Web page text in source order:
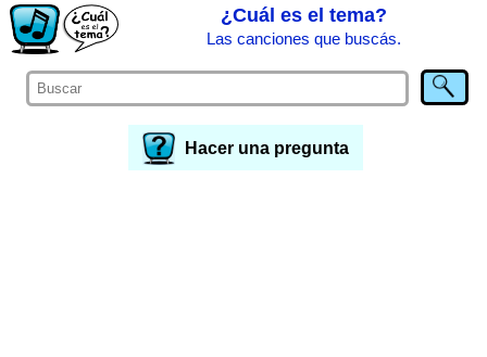
¿Cuál es el tema?
Las canciones que buscás.
Hacer una pregunta